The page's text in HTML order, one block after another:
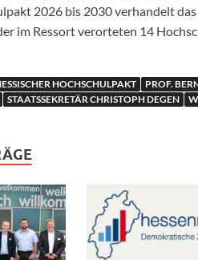
2026 bis 2030 verhandelt
im Ressort verorteten 14
HOCHSCHULPAKT PROF.
STAATSSEKRETÄR CHRISTOPH DEGEN